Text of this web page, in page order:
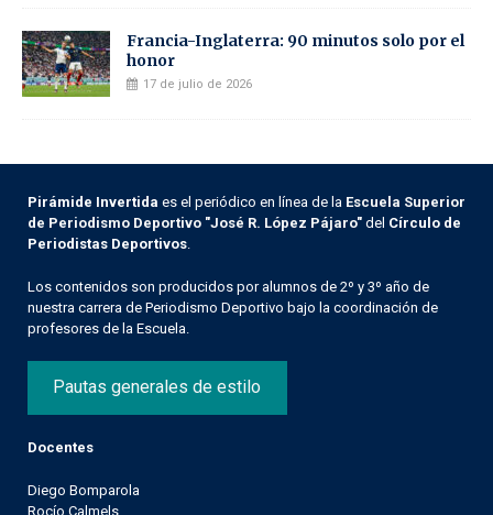
Francia-Inglaterra: 90 minutos solo por el
honor
17 de julio de 2026
Pirámide Invertida es el periódico en línea de la Escuela Superior
de Periodismo Deportivo "José R. López Pájaro" del Círculo de
Periodistas Deportivos
Los contenidos son producidos por alumnos de 2º y 3º año de
nuestra carrera de Periodismo Deportivo bajo la coordinación de
profesores de la Escuela.
Pautas generales de estilo
Docentes
Diego Bomparola
Rocío Calmels